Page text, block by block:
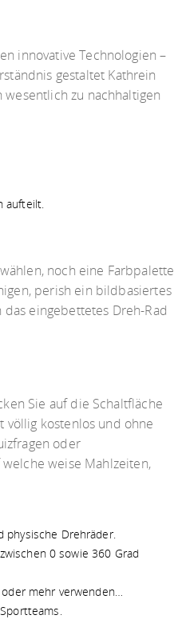
innovative Technologien –
gestaltet Kathrein
zu nachhaltigen
aufteilt.
noch eine Farbpalette
perish ein bildbasiertes
eingebettetes Dreh-Rad
Sie auf die Schaltfläche
völlig kostenlos und ohne
oder
weise Mahlzeiten,
physische Drehräder.
0 sowie 360 Grad
mehr verwenden…